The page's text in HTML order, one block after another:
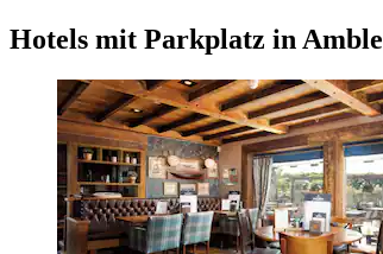
Hotels mit Parkplatz in Amble